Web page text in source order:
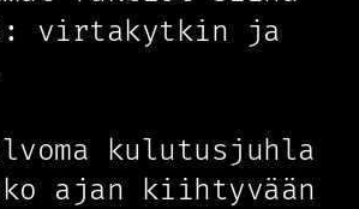
virtakytkin ja
kulutusjuhla
ajan kiihtyvään